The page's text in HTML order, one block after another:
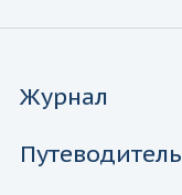
Журнал
Путеводитель